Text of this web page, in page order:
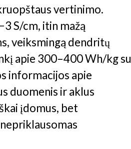
vertinimo.
S/cm, itin mažą
veiksmingą dendritų
apie 300–400 Wh/kg su
informacijos apie
duomenis ir aklus
įdomus, bet